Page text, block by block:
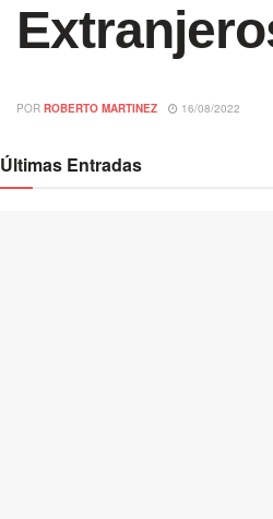
POR ROBERTO MARTINEZ 16/08/2022
Últimas Entradas